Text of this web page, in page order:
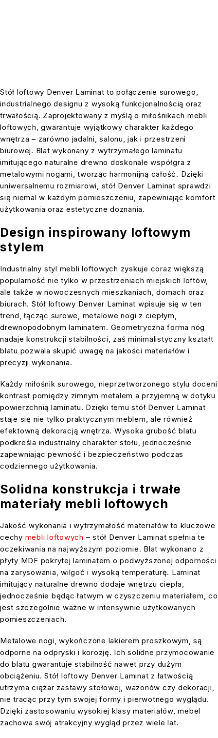
Stół loftowy Denver Laminat to połączenie surowego,
industrialnego designu z wysoką funkcjonalnością oraz
trwałością. Zaprojektowany z myślą o miłośnikach mebli
loftowych, gwarantuje wyjątkowy charakter każdego
wnętrza – zarówno jadalni, salonu, jak i przestrzeni
biurowej. Blat wykonany z wytrzymałego laminatu
imitującego naturalne drewno doskonale współgra z
metalowymi nogami, tworząc harmonijną całość. Dzięki
uniwersalnemu rozmiarowi, stół Denver Laminat sprawdzi
się niemal w każdym pomieszczeniu, zapewniając komfort
użytkowania oraz estetyczne doznania.
Design inspirowany loftowym
stylem
Industrialny styl mebli loftowych zyskuje coraz większą
popularność nie tylko w przestrzeniach miejskich loftów,
ale także w nowoczesnych mieszkaniach, domach oraz
biurach. Stół loftowy Denver Laminat wpisuje się w ten
trend, łącząc surowe, metalowe nogi z ciepłym,
drewnopodobnym laminatem. Geometryczna forma nóg
nadaje konstrukcji stabilności, zaś minimalistyczny kształt
blatu pozwala skupić uwagę na jakości materiałów i
precyzji wykonania.
Każdy miłośnik surowego, nieprzetworzonego stylu doceni
kontrast pomiędzy zimnym metalem a przyjemną w dotyku
powierzchnią laminatu. Dzięki temu stół Denver Laminat
staje się nie tylko praktycznym meblem, ale również
efektowną dekoracją wnętrza. Wysoka grubość blatu
podkreśla industrialny charakter stołu, jednocześnie
zapewniając pewność i bezpieczeństwo podczas
codziennego użytkowania.
Solidna konstrukcja i trwałe
materiały mebli loftowych
Jakość wykonania i wytrzymałość materiałów to kluczowe
cechy mebli loftowych – stół Denver Laminat spełnia te
oczekiwania na najwyższym poziomie. Blat wykonano z
płyty MDF pokrytej laminatem o podwyższonej odporności
na zarysowania, wilgoć i wysoką temperaturę. Laminat
imitujący naturalne drewno dodaje wnętrzu ciepła,
jednocześnie będąc łatwym w czyszczeniu materiałem, co
jest szczególnie ważne w intensywnie użytkowanych
pomieszczeniach.
Metalowe nogi, wykończone lakierem proszkowym, są
odporne na odpryski i korozję. Ich solidne przymocowanie
do blatu gwarantuje stabilność nawet przy dużym
obciążeniu. Stół loftowy Denver Laminat z łatwością
utrzyma ciężar zastawy stołowej, wazonów czy dekoracji,
nie tracąc przy tym swojej formy i pierwotnego wyglądu.
Dzięki zastosowaniu wysokiej klasy materiałów, mebel
zachowa swój atrakcyjny wygląd przez wiele lat.